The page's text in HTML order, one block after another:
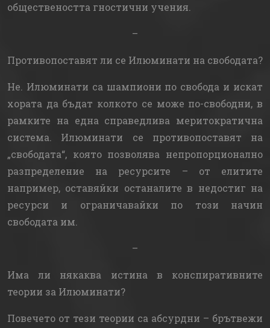
обществеността гностични учения.
–
Противопоставят ли се Илюминати на свободата?
Не. Илюминати са шампиони по свобода и искат
хората да бъдат колкото се може по-свободни, в
рамките на една справедлива меритократична
система. Илюминати се противопоставят на
„свободата“, която позволява непропорционално
разпределение на ресурсите – от елитите
например, оставяйки останалите в недостиг на
ресурси и ограничавайки по този начин
свободата им.
–
Има ли някаква истина в конспиративните
теории за Илюминати?
Повечето от тези теории са абсурдни – брътвежи